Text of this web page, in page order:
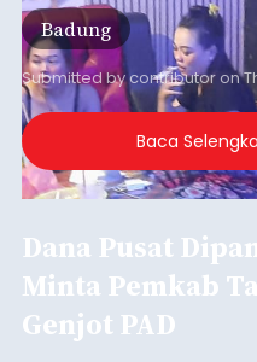
Badung
Submitted bycontributoron
Baca
Dana Pusat
Minta Pemkab
Genjot PAD